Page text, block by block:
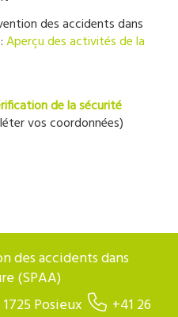
des accidents dans
Aperçu des activités de la
de la sécurité
vos coordonnées)
des accidents dans
(SPAA)
Posieux
+41 26